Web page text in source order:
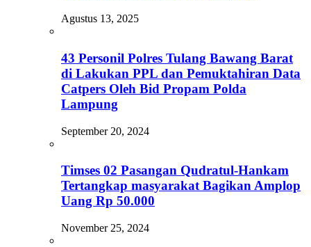
Agustus 13, 2025
43 Personil Polres Tulang Bawang Barat
di Lakukan PPL dan Pemuktahiran Data
Catpers Oleh Bid Propam Polda
Lampung
September 20, 2024
Timses 02 Pasangan Qudratul-Hankam
Tertangkap masyarakat Bagikan Amplop
Uang Rp 50.000
November 25, 2024